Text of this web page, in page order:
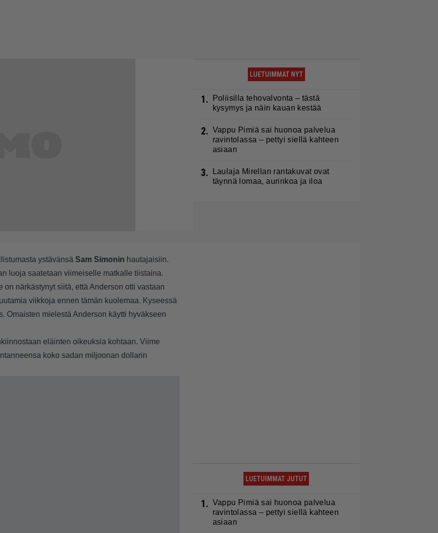
LUETUIMMAT NYT
1.
Poliisilla tehovalvonta – tästä
kysymys ja näin kauan kestää
2. Vappu Pimiä sai huonoa palvelua
ravintolassa – pettyi siellä kahteen
asiaan
3.
Laulaja Mirellan rantakuvat ovat
täynnä lomaa, aurinkoa ja iloa
ystävänsä Sam Simonin hautajaisiin.
luoja saatetaan viimeiselle matkalle tiistaina.
närkästynyt siitä, että Anderson otti vastaan
viikkoja ennen tämän kuolemaa. Kyseessä
Omaisten mielestä Anderson käytti hyväkseen
eläinten oikeuksia kohtaan. Viime
koko sadan miljoonan dollarin
LUETUIMMAT JUTUT
1. Vappu Pimiä sai huonoa palvelua
ravintolassa – pettyi siellä kahteen
asiaan